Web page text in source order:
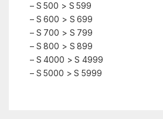
– S 500 > S 599
– S 600 > S 699
– S 700 > S 799
– S 800 > S 899
– S 4000 > S 4999
– S 5000 > S 5999